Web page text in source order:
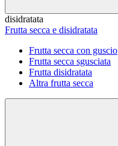
disidratata
Frutta secca e disidratata
Frutta secca con guscio
Frutta secca sgusciata
Frutta disidratata
Altra frutta secca